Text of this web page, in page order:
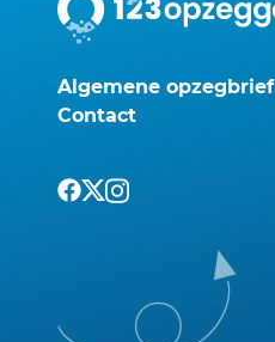
Algemene opzegbrief
Contact